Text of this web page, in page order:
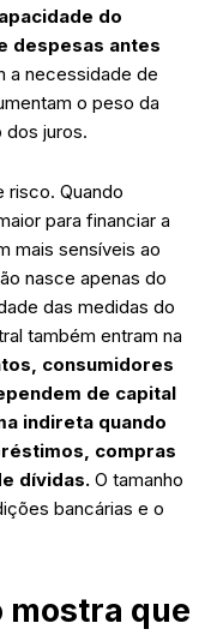
do
despesas antes
a necessidade de
o peso da
dos juros.
risco. Quando
para financiar a
mais sensíveis ao
nasce apenas do
das medidas do
também entram na
consumidores
de capital
indireta quando
compras
dívidas. O tamanho
bancárias e o
mostra que